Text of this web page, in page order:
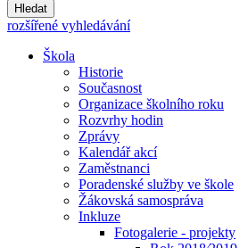
Hledat
rozšířené vyhledávání
Škola
Historie
Současnost
Organizace školního roku
Rozvrhy hodin
Zprávy
Kalendář akcí
Zaměstnanci
Poradenské služby ve škole
Žákovská samospráva
Inkluze
Fotogalerie - projekty